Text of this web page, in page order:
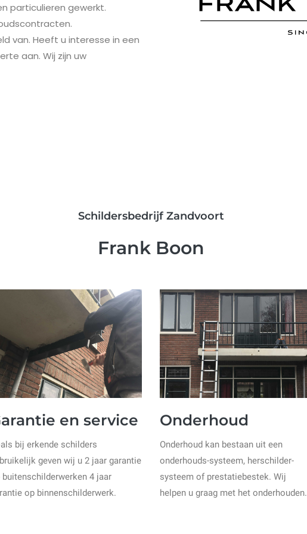
particulieren gewerkt.
van. Heeft u interesse in een
aan. Wij zijn uw
Schildersbedrijf Zandvoort
Frank Boon
en service
bij erkende schilders
geven wij u 2 jaar garantie
buitenschilderwerken 4 jaar
op binnenschilderwerk.
Onderhoud
Onderhoud kan bestaan uit een
onderhouds-systeem, herschilder-
systeem of prestatiebestek. Wij
helpen u graag met het onderhouden.